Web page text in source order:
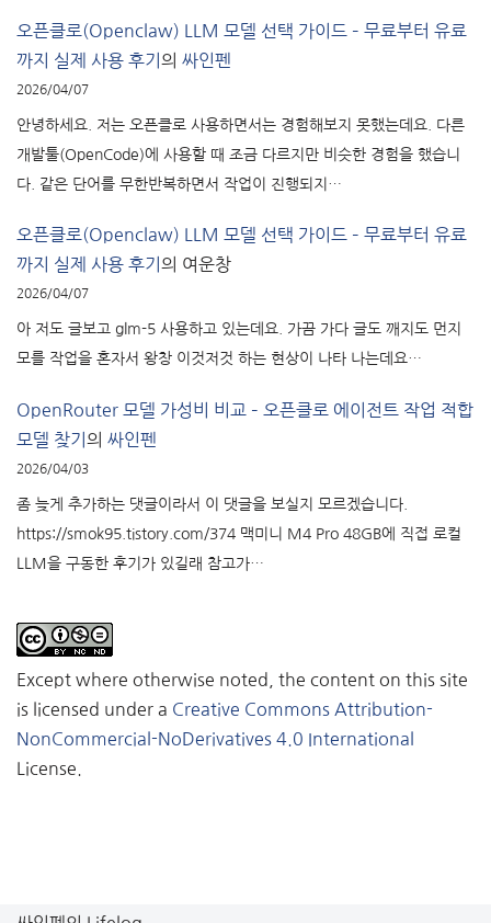
오픈클로(Openclaw) LLM 모델 선택 가이드 – 무료부터 유료
까지 실제 사용 후기 의 싸인펜
2026/04/07
안녕하세요. 저는 오픈클로 사용하면서는 경험해보지 못했는데요. 다른
개발툴(OpenCode)에 사용할 때 조금 다르지만 비슷한 경험을 했습니
다. 같은 단어를 무한반복하면서 작업이 진행되지…
오픈클로(Openclaw) LLM 모델 선택 가이드 – 무료부터 유료
까지 실제 사용 후기 의 여운창
2026/04/07
아 저도 글보고 glm-5 사용하고 있는데요. 가끔 가다 글도 깨지도 먼지
모를 작업을 혼자서 왕창 이것저것 하는 현상이 나타 나는데요…
OpenRouter 모델 가성비 비교 – 오픈클로 에이전트 작업 적합
모델 찾기 의 싸인펜
2026/04/03
좀 늦게 추가하는 댓글이라서 이 댓글을 보실지 모르겠습니다.
https://smok95.tistory.com/374 맥미니 M4 Pro 48GB에 직접 로컬
LLM을 구동한 후기가 있길래 참고가…
Except where otherwise noted, the content on this site
is licensed under a Creative Commons Attribution-
NonCommercial-NoDerivatives 4.0 International
License.